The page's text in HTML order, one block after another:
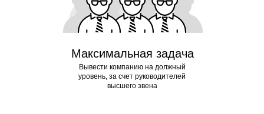
Максимальная задача
Вывести компанию на должный
уровень, за счет руководителей
высшего звена